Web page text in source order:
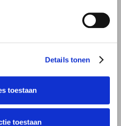
Details tonen
toestaan
toestaan
Maak hier een account